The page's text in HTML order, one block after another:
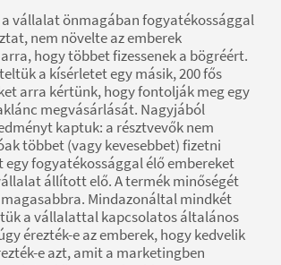
a vállalat önmagában fogyatékossággal
nem növelte az emberek
hogy többet fizessenek a bögréért.
a kísérletet egy másik, 200 fős
arra kértünk, hogy fontolják meg egy
megvásárlását. Nagyjából
kaptuk: a résztvevők nem
többet (vagy kevesebbet) fizetni
fogyatékossággal élő embereket
állított elő. A termék minőségét
Mindazonáltal mindkét
a vállalattal kapcsolatos általános
érezték-e az emberek, hogy kedvelik
e azt, amit a marketingben